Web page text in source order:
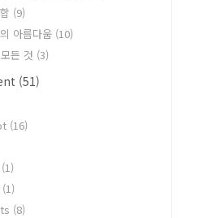
(9)
아름다움 (10)
든 것 (3)
(51)
(16)
(1)
(1)
(8)